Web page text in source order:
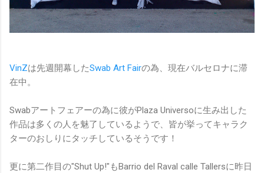
VinZは先週開幕したSwab Art Fairの為、現在バルセロナに滞
在中。
Swabアートフェアーの為に彼がPlaza Universoに生み出した
作品は多くの人を魅了しているようで、皆が挙ってキャラク
ターのおしりにタッチしているそうです！
更に第二作目の"Shut Up!"もBarrio del Raval calle Tallersに昨日